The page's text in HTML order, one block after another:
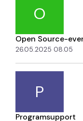
O
Open Source-
26.05.2025 08.05
P
Programsupport